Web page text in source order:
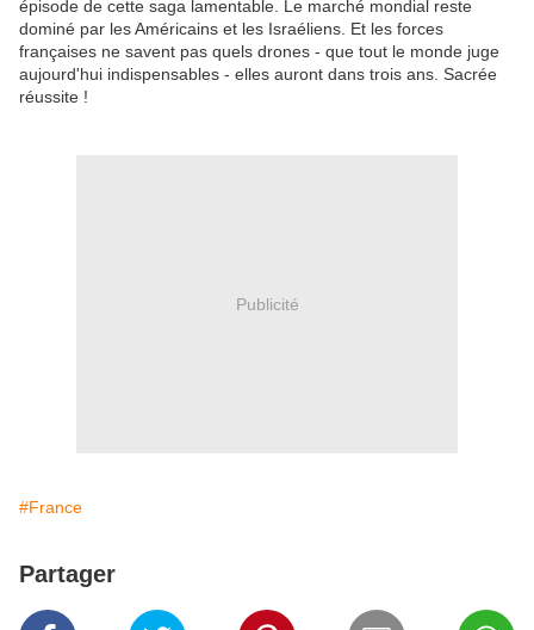
épisode de cette saga lamentable. Le marché mondial reste
dominé par les Américains et les Israéliens. Et les forces
françaises ne savent pas quels drones - que tout le monde juge
aujourd'hui indispensables - elles auront dans trois ans. Sacrée
réussite !
Publicité
#France
Partager